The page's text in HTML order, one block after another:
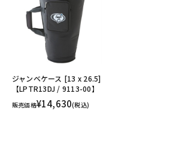
ジャンベケース [13 x 26.5]
【LPTR13DJ / 9113-00】
販売価格¥14,630(税込)